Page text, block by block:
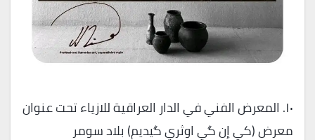
١٠. المعرض الفني في الدار العراقية للازياء تحت عنوان
معرض (كي إن گي اوثري گيديم) بلاد سومر